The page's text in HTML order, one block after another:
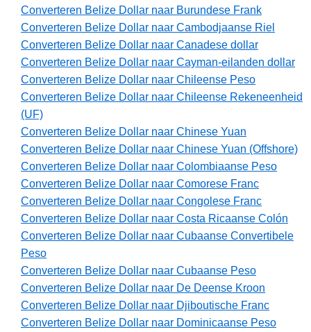
Converteren Belize Dollar naar Burundese Frank
Converteren Belize Dollar naar Cambodjaanse Riel
Converteren Belize Dollar naar Canadese dollar
Converteren Belize Dollar naar Cayman-eilanden dollar
Converteren Belize Dollar naar Chileense Peso
Converteren Belize Dollar naar Chileense Rekeneenheid
(UF)
Converteren Belize Dollar naar Chinese Yuan
Converteren Belize Dollar naar Chinese Yuan (Offshore)
Converteren Belize Dollar naar Colombiaanse Peso
Converteren Belize Dollar naar Comorese Franc
Converteren Belize Dollar naar Congolese Franc
Converteren Belize Dollar naar Costa Ricaanse Colón
Converteren Belize Dollar naar Cubaanse Convertibele
Peso
Converteren Belize Dollar naar Cubaanse Peso
Converteren Belize Dollar naar De Deense Kroon
Converteren Belize Dollar naar Djiboutische Franc
Converteren Belize Dollar naar Dominicaanse Peso